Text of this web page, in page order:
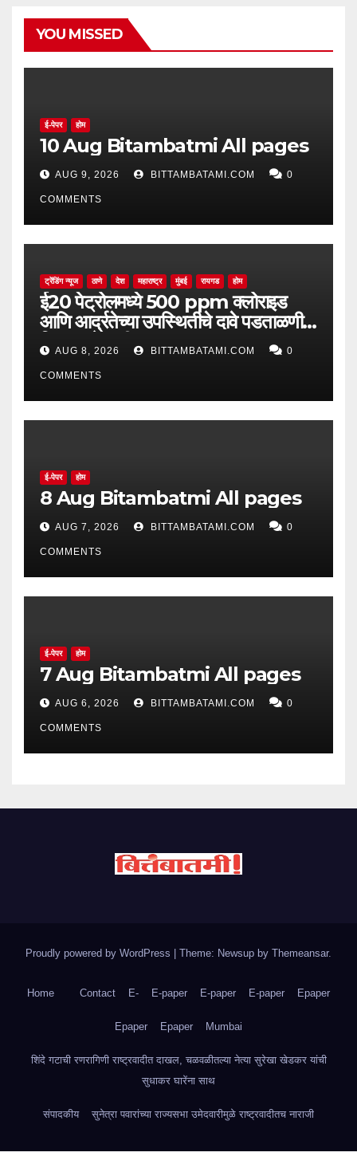
YOU MISSED
ई-पेपर होम
10 Aug Bitambatmi All pages
AUG 9, 2026 BITTAMBATAMI.COM 0
COMMENTS
ट्रेंडिंग न्यूज ठाणे देश महाराष्ट्र मुंबई रायगड होम
ई20 पेट्रोलमध्ये 500 ppm क्लोराइड
आणि आर्द्रतेच्या उपस्थितीचे दावे पडताळणीत
सिद्ध झाले नाहीत
AUG 8, 2026 BITTAMBATAMI.COM 0
COMMENTS
ई-पेपर होम
8 Aug Bitambatmi All pages
AUG 7, 2026 BITTAMBATAMI.COM 0
COMMENTS
ई-पेपर होम
7 Aug Bitambatmi All pages
AUG 6, 2026 BITTAMBATAMI.COM 0
COMMENTS
Proudly powered by WordPress | Theme: Newsup by Themeansar.
Home Contact E- E-paper E-paper E-paper Epaper
Epaper Epaper Mumbai
शिंदे गटाची रणरागिणी राष्ट्रवादीत दाखल, चळवळीतल्या नेत्या सुरेखा खेडकर यांची
सुधाकर घारेंना साथ
संपादकीय सुनेत्रा पवारांच्या राज्यसभा उमेदवारीमुळे राष्ट्रवादीतच नाराजी